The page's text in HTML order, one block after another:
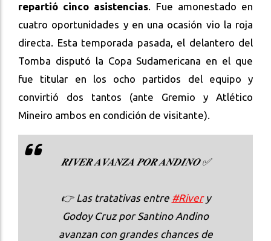
repartió cinco asistencias. Fue amonestado en
cuatro oportunidades y en una ocasión vio la roja
directa. Esta temporada pasada, el delantero del
Tomba disputó la Copa Sudamericana en el que
fue titular en los ocho partidos del equipo y
convirtió dos tantos (ante Gremio y Atlético
Mineiro ambos en condición de visitante).
𝑹𝑰𝑽𝑬𝑹 𝑨𝑽𝑨𝑵𝒁𝑨 𝑷𝑶𝑹 𝑨𝑵𝑫𝑰𝑵𝑶 ✅
👉 Las tratativas entre #Rivery
Godoy Cruz por Santino Andino
avanzan con grandes chances de